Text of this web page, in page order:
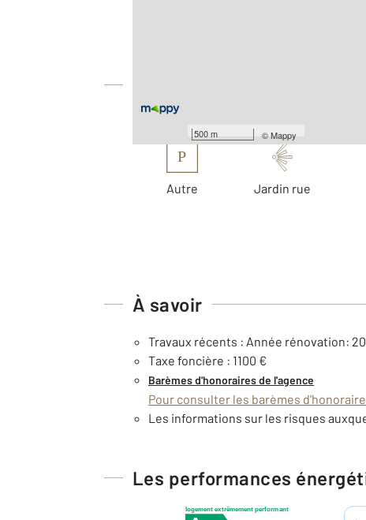
500 m ©Mappy
P
Autre Jardin rue
À savoir
Travaux récents : Année rénovation:
Taxe foncière : 1100 €
Barèmes d'honoraires de l'agence
Pour consulter les barèmes
Les informations sur les risques
Les performances
logement extrêmement performant